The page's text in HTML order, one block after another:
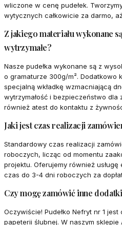
wliczone w cenę pudełek.
wytycznych całkowicie za darmo,
Z jakiego materiału wykonane
wytrzymałe?
Nasze pudełka wykonane są z
o gramaturze 300g/m². Dodatkowo
specjalną wkładkę wzmacniającą
wytrzymałość i bezpieczeństwo dla
również atest do kontaktu z
Jaki jest czas realizacji
Standardowy czas realizacji
roboczych, licząc od momentu
projektu. Oferujemy również
czas do 3-4 dni roboczych za
Czy mogę zamówić inne
Oczywiście! Pudełko Nefryt nr 1
papeterii ślubnej. W naszym sklepie